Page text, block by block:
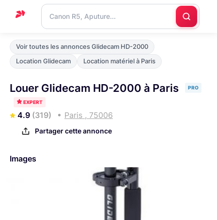
Accueil
Support
Nous
Voir toutes les annonces Glidecam HD-2000
Location Glidecam
Location matériel à Paris
Louer Glidecam HD-2000 à Paris PRO
EXPERT
4.9 (319) Paris , 75006
Partager cette annonce
Images